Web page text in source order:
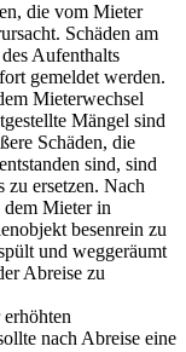
die vom Mieter
Schäden am
Aufenthalts
gemeldet werden.
Mieterwechsel
Mängel sind
Schäden, die
sind, sind
zu ersetzen. Nach
dem Mieter in
besenrein zu
und weggeräumt
Abreise zu
nach Abreise eine